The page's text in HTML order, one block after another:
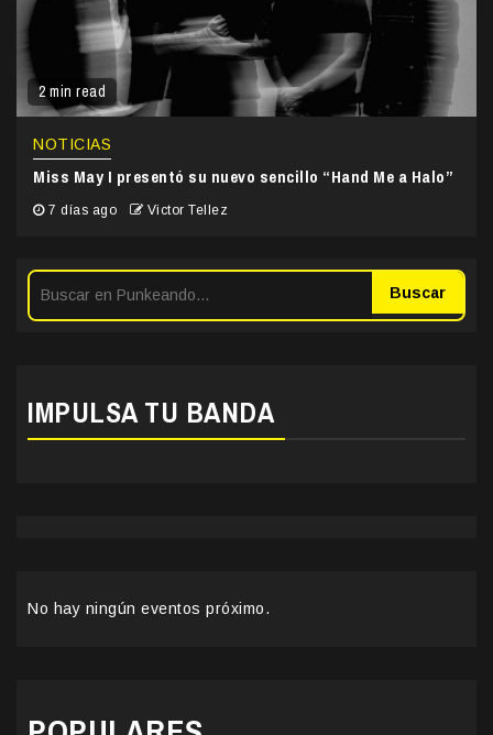
2 min read
NOTICIAS
Miss May I presentó su nuevo sencillo “Hand Me a Halo”
7 días ago Victor Tellez
Buscar
IMPULSA TU BANDA
No hay ningún eventos próximo.